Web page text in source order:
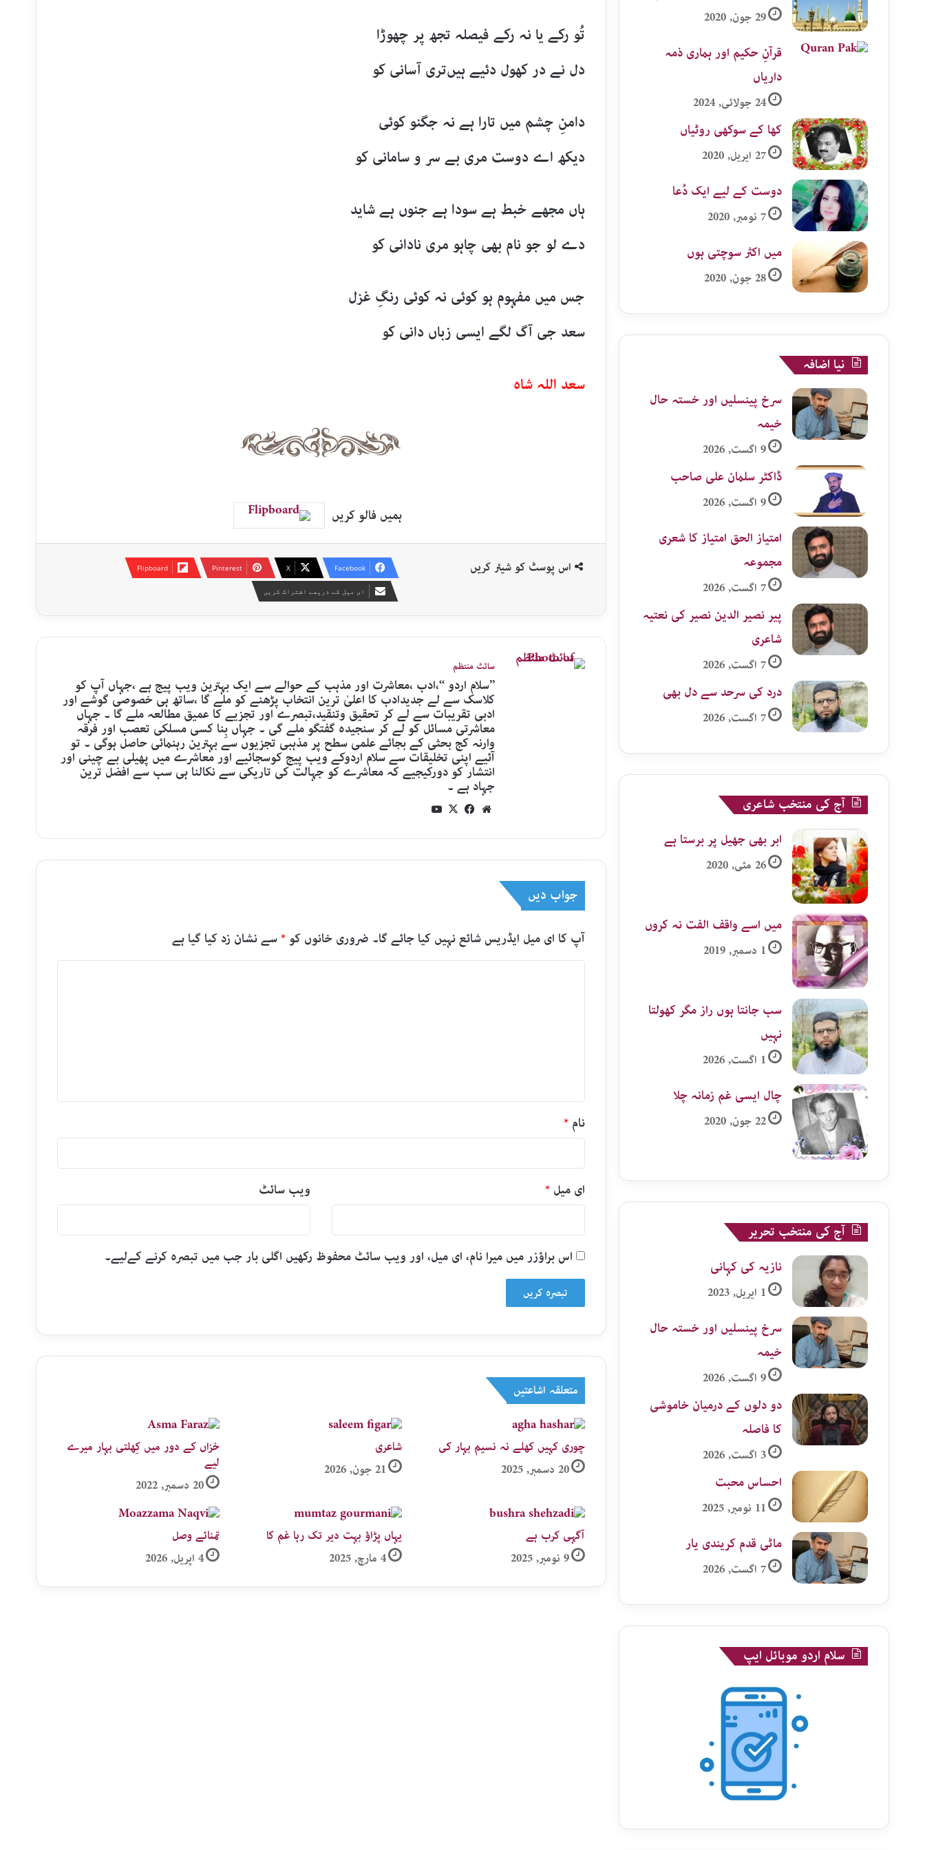
تُو رکے یا نہ رکے فیصلہ تجھ پر چھوڑا
دل نے در کھول دئیے ہیں‌تری آسانی کو
دامنِ چشم میں تارا ہے نہ جگنو کوئی
دیکھ اے دوست مری بے سر و سامانی کو
ہاں مجھے خبط ہے سودا ہے جنوں ہے شاید
دے لو جو نام بھی چاہو مری نادانی کو
جس میں مفہوم ہو کوئی نہ کوئی رنگِ غزل
سعد جی آگ لگے ایسی زباں دانی کو
سعد اللہ شاہ
ہمیں فالو کریں
اس پوسٹ کو شیئر کریں Facebook
X
Pinterest
Flipboard
ای میل کے ذریعے اشتراک کریں
سائٹ منتظم
’’سلام اردو ‘‘،ادب ،معاشرت اور مذہب کے حوالے سے ایک بہترین ویب پیج ہے ،جہاں آپ کو
کلاسک سے لے جدیدادب کا اعلیٰ ترین انتخاب پڑھنے کو ملے گا ،ساتھ ہی خصوصی گوشے اور
ادبی تقریبات سے لے کر تحقیق وتنقید،تبصرے اور تجزیے کا عمیق مطالعہ ملے گا ۔ جہاں
معاشرتی مسائل کو لے کر سنجیدہ گفتگو ملے گی ۔ جہاں بِنا کسی مسلکی تعصب اور فرقہ
وارنہ کج بحثی کے بجائے علمی سطح پر مذہبی تجزیوں سے بہترین رہنمائی حاصل ہوگی ۔ تو
آئیے اپنی تخلیقات سے سلام اردوکے ویب پیج کوسجائیے اور معاشرے میں پھیلی بے چینی اور
انتشار کو دورکیجیے کہ معاشرے کو جہالت کی تاریکی سے نکالنا ہی سب سے افضل ترین
جہاد ہے ۔
Website
Facebook
X
جواب دیں
آپ کا ای میل ایڈریس شائع نہیں کیا جائے گا۔ ضروری خانوں کو*سے نشان زد کیا گیا ہے
نام*
ای میل* ویب‌ سائٹ
اس براؤزر میں میرا نام، ای میل، اور ویب سائٹ محفوظ رکھیں اگلی بار جب میں تبصرہ کرنے کےلیے۔
متعلقہ اشاعتیں
چوری کہیں کھلے نہ نسیم بہار کی
20 دسمبر, 2025
شاعری
21 جون, 2026
خزاں کے دور میں کِھلتی بہار میرے
لیے
20 دسمبر, 2022
آگہی کرب ہے
9 نومبر, 2025
یہاں پڑاؤ بہت دیر تک رہا غم کا
4 مارچ, 2025
تمنائے وصل
4 اپریل, 2026
29 جون, 2020
قرآنِ حکیم اور ہماری ذمہ
داریاں
24 جولائی, 2024
کھا کے سوکھی روٹیاں
27 اپریل, 2020
دوست کے لیے ایک دُعا
7 نومبر, 2020
میں اکثر سوچتی ہوں
28 جون, 2020
نیا اضافہ
سرخ پینسلیں اور خستہ حال
خیمہ
9 اگست, 2026
ڈاکٹر سلمان علی صاحب
9 اگست, 2026
امتیاز الحق امتیاز کا شعری
مجموعہ
7 اگست, 2026
پیر نصیر الدین نصیر کی نعتیہ
شاعری
7 اگست, 2026
درد کی سرحد سے دل بھی
7 اگست, 2026
آج کی منتخب شاعری
ابر بھی جھیل پر برستا ہے
26 مئی, 2020
میں اسے واقف الفت نہ کروں
1 دسمبر, 2019
سب جانتا ہوں راز مگر کھولتا
نہیں
1 اگست, 2026
چال ایسی غم زمانہ چلا
22 جون, 2020
آج کی منتخب تحریر
نازیہ کی کہانی
1 اپریل, 2023
سرخ پینسلیں اور خستہ حال
خیمہ
9 اگست, 2026
دو دلوں کے درمیان خاموشی
کا فاصلہ
3 اگست, 2026
احساس محبت
11 نومبر, 2025
ماٹی قدم کریندی یار
7 اگست, 2026
سلام اردو موبائل ایپ